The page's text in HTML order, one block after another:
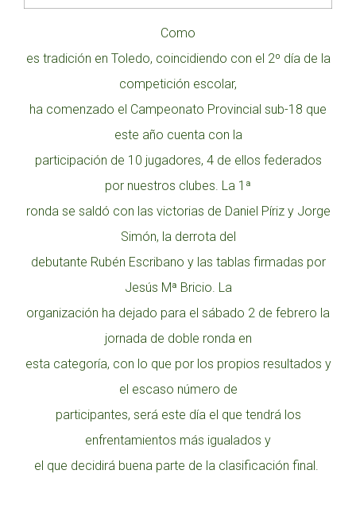
Como
es tradición en Toledo, coincidiendo con el 2º día de la
competición escolar,
ha comenzado el Campeonato Provincial sub-18 que
este año cuenta con la
participación de 10 jugadores, 4 de ellos federados
por nuestros clubes. La 1ª
ronda se saldó con las victorias de Daniel Píriz y Jorge
Simón, la derrota del
debutante Rubén Escribano y las tablas firmadas por
Jesús Mª Bricio. La
organización ha dejado para el sábado 2 de febrero la
jornada de doble ronda en
esta categoría, con lo que por los propios resultados y
el escaso número de
participantes, será este día el que tendrá los
enfrentamientos más igualados y
el que decidirá buena parte de la clasificación final.